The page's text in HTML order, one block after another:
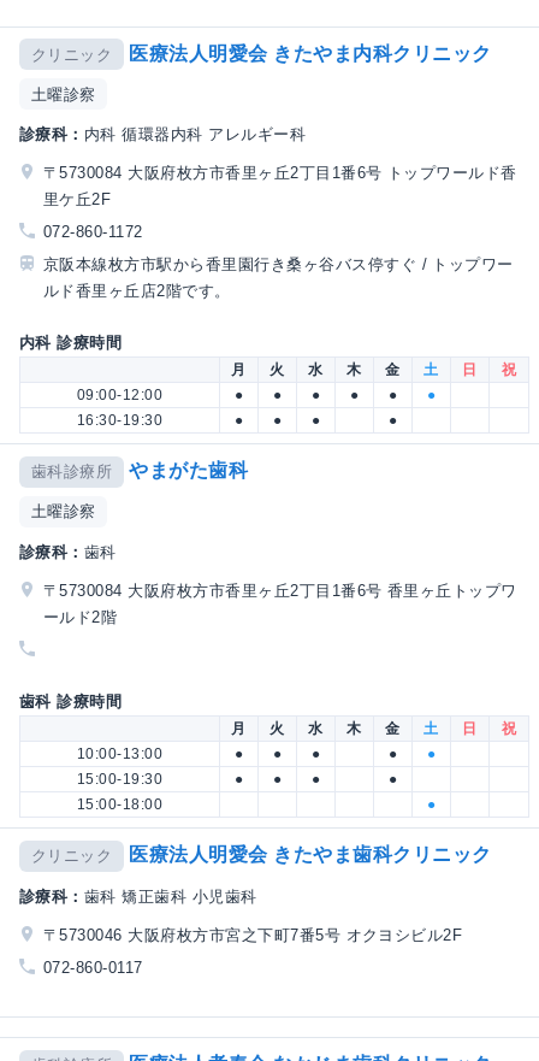
クリニック 医療法人明愛会 きたやま内科クリニック
土曜診察
診療科： 内科 循環器内科 アレルギー科
〒5730084 大阪府枚方市香里ヶ丘2丁目1番6号 トップワールド香
里ケ丘2F
072-860-1172
京阪本線枚方市駅から香里園行き桑ヶ谷バス停すぐ / トップワー
ルド香里ヶ丘店2階です。
内科 診療時間
月 火 水 木 金 土 日
祝
09:00-12:00
● ● ● ● ●
●
16:30-19:30
● ● ● ●
歯科診療所 やまがた歯科
土曜診察
診療科： 歯科
〒5730084 大阪府枚方市香里ヶ丘2丁目1番6号 香里ヶ丘トップワ
ールド2階
歯科 診療時間
月 火 水 木 金 土 日
祝
10:00-13:00
● ● ● ●
●
15:00-19:30
● ● ●
●
15:00-18:00
●
クリニック 医療法人明愛会 きたやま歯科クリニック
診療科： 歯科 矯正歯科 小児歯科
〒5730046 大阪府枚方市宮之下町7番5号 オクヨシビル2F
072-860-0117